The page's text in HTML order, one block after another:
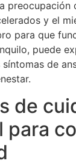
preocupación
y el
para que
puede
de
de
para